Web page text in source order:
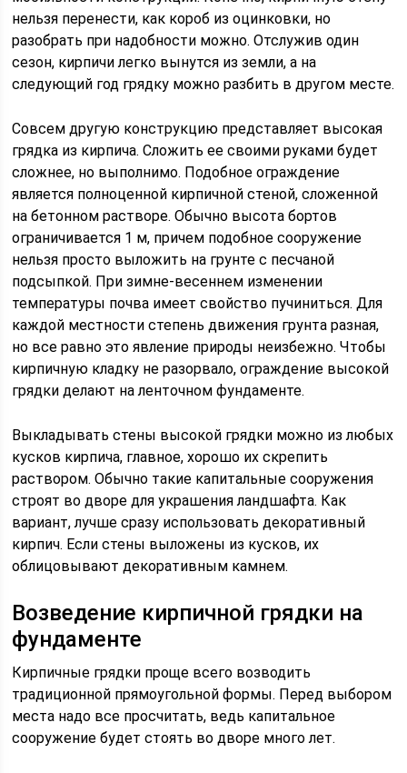
нельзя перенести, как короб из оцинковки, но
разобрать при надобности можно. Отслужив один
сезон, кирпичи легко вынутся из земли, а на
следующий год грядку можно разбить в другом месте.
Совсем другую конструкцию представляет высокая
грядка из кирпича. Сложить ее своими руками будет
сложнее, но выполнимо. Подобное ограждение
является полноценной кирпичной стеной, сложенной
на бетонном растворе. Обычно высота бортов
ограничивается 1 м, причем подобное сооружение
нельзя просто выложить на грунте с песчаной
подсыпкой. При зимне-весеннем изменении
температуры почва имеет свойство пучиниться. Для
каждой местности степень движения грунта разная,
но все равно это явление природы неизбежно. Чтобы
кирпичную кладку не разорвало, ограждение высокой
грядки делают на ленточном фундаменте.
Выкладывать стены высокой грядки можно из любых
кусков кирпича, главное, хорошо их скрепить
раствором. Обычно такие капитальные сооружения
строят во дворе для украшения ландшафта. Как
вариант, лучше сразу использовать декоративный
кирпич. Если стены выложены из кусков, их
облицовывают декоративным камнем.
Возведение кирпичной грядки на
фундаменте
Кирпичные грядки проще всего возводить
традиционной прямоугольной формы. Перед выбором
места надо все просчитать, ведь капитальное
сооружение будет стоять во дворе много лет.